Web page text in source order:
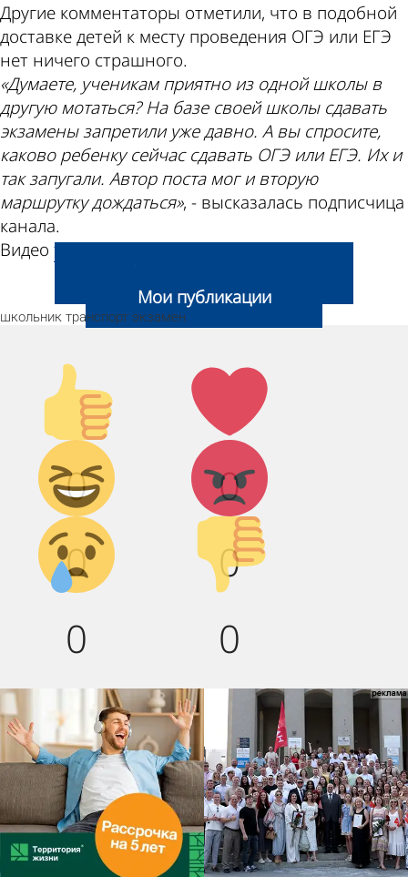
Другие комментаторы отметили, что в подобной
доставке детей к месту проведения ОГЭ или ЕГЭ
нет ничего страшного.
«Думаете, ученикам приятно из одной школы в
другую мотаться? На базе своей школы сдавать
экзамены запретили уже давно. А вы спросите,
каково ребенку сейчас сдавать ОГЭ или ЕГЭ. Их и
так запугали. Автор поста мог и вторую
маршрутку дождаться», - высказалась подписчица
канала.
Видео t.me/penza_novosti.
Мои публикации
школьник транспорт экзамен
Палец
вверх!
0
Лайк!
0
Дикий
смех!
0
Агрессия!
0
Грусть :(
0
Палец
вниз!
0